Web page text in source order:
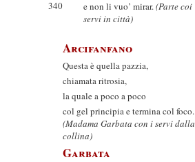
340
e non li vuo’ mirar.(Parte coi
servi in città)
Arcifanfano
Questa è quella pazzia,
chiamata ritrosia,
la quale a poco a poco
col gel principia e termina col foco.
(Madama Garbata con i servi dalla
collina)
Garbata